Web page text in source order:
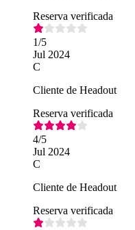
Reserva verificada
1/5
Jul 2024
C
Cliente de Headout
Reserva verificada
4/5
Jul 2024
C
Cliente de Headout
Reserva verificada